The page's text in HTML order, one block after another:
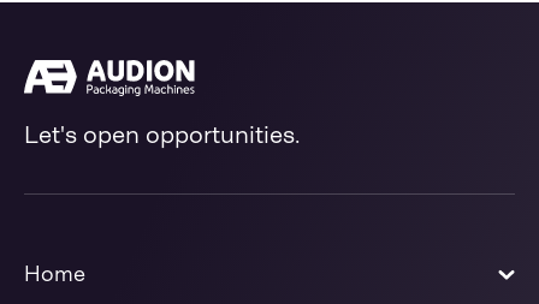
Let's open opportunities.
Home